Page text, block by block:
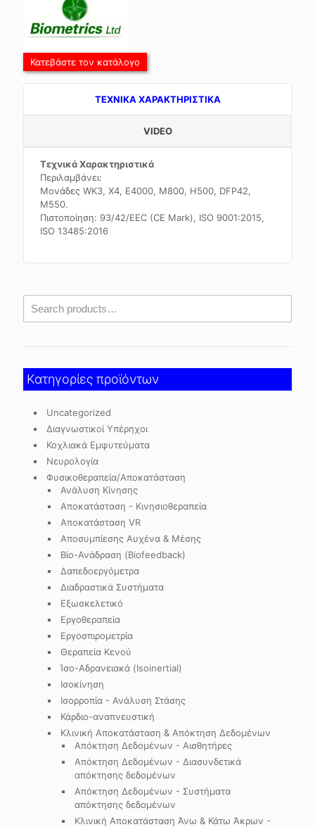
Κατεβάστε τον κατάλογο
TEXNIKA ΧΑΡΑΚΤΗΡΙΣΤΙΚΑ
VIDEO
Τεχνικά Χαρακτηριστικά
Περιλαμβάνει:
Μονάδες WK3, X4, E4000, Μ800, H500, DFP42,
Μ550.
Πιστοποίηση: 93/42/EEC (CE Mark), ISO 9001:2015,
ISO 13485:2016
Κατηγορίες προϊόντων
Uncategorized
Διαγνωστικοί Υπέρηχοι
Κοχλιακά Εμφυτεύματα
Νευρολογία
Φυσικοθεραπεία/Αποκατάσταση
Ανάλυση Κίνησης
Αποκατάσταση - Κινησιοθεραπεία
Αποκατάσταση VR
Αποσυμπίεσης Αυχένα & Μέσης
Βίο-Ανάδραση (Biofeedback)
Δαπεδοεργόμετρα
Διαδραστικά Συστήματα
Εξωσκελετικό
Εργοθεραπεία
Εργοσπιρομετρία
Θεραπεία Κενού
Ίσο-Αδρανειακά (Isoinertial)
Ισοκίνηση
Ισορροπία - Ανάλυση Στάσης
Κάρδιο-αναπνευστική
Κλινική Αποκατάσταση & Απόκτηση Δεδομένων
Απόκτηση Δεδομένων - Αισθητήρες
Απόκτηση Δεδομένων - Διασυνδετικά
απόκτησης δεδομένων
Απόκτηση Δεδομένων - Συστήματα
απόκτησης δεδομένων
Κλινική Αποκατάσταση Άνω & Κάτω Άκρων -